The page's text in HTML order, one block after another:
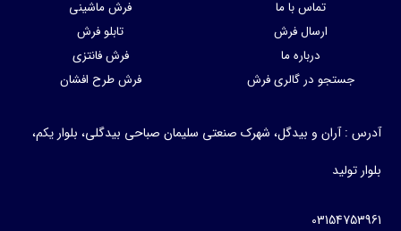
تماس با ما
ارسال فرش
درباره ما
جستجو در گالری فرش
فرش ماشینی
تابلو فرش
فرش فانتزی
فرش طرح افشان
آدرس : آران و بیدگل، شهرک صنعتی سلیمان صباحی بیدگلی، بلوار یکم،
بلوار تولید
03154753961